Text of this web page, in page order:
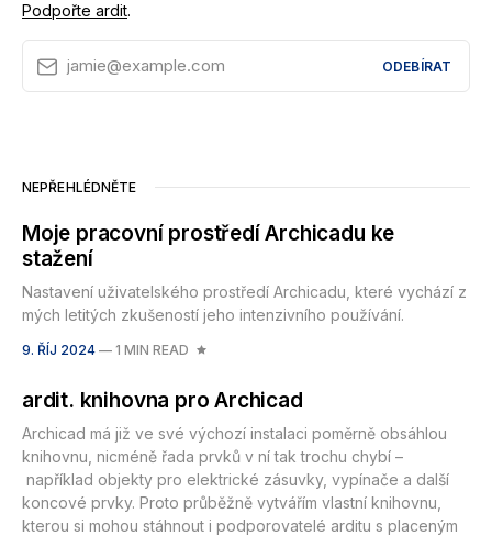
Podpořte ardit.
jamie@example.com ODEBÍRAT
NEPŘEHLÉDNĚTE
Moje pracovní prostředí Archicadu ke
stažení
Nastavení uživatelského prostředí Archicadu, které vychází z
mých letitých zkušeností jeho intenzivního používání.
9. ŘÍJ 2024 — 1 MIN READ
ardit. knihovna pro Archicad
Archicad má již ve své výchozí instalaci poměrně obsáhlou
knihovnu, nicméně řada prvků v ní tak trochu chybí –
například objekty pro elektrické zásuvky, vypínače a další
koncové prvky. Proto průběžně vytvářím vlastní knihovnu,
kterou si mohou stáhnout i podporovatelé arditu s placeným